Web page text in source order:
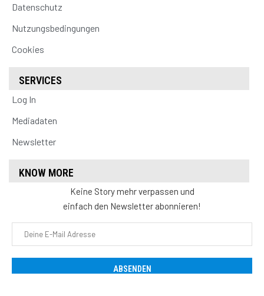
Datenschutz
Nutzungsbedingungen
Cookies
SERVICES
Log In
Mediadaten
Newsletter
KNOW MORE
Keine Story mehr verpassen und
einfach den Newsletter abonnieren!